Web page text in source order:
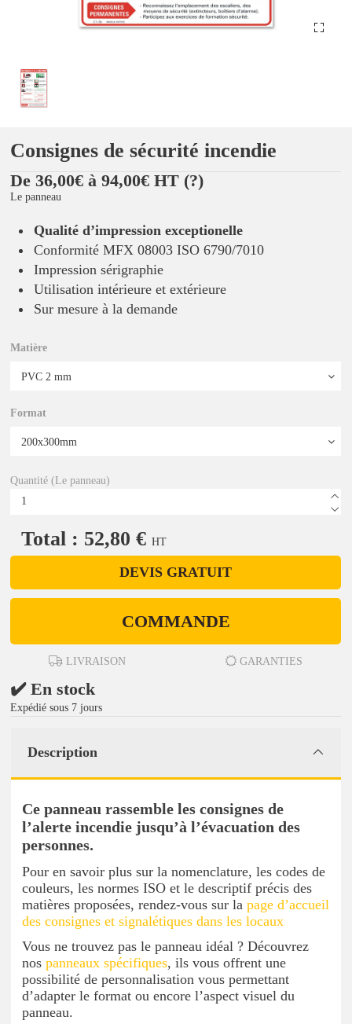
Consignes de sécurité incendie
De 36,00€ à 94,00€ HT (?)
Le panneau
Qualité d’impression exceptionelle
Conformité MFX 08003 ISO 6790/7010
Impression sérigraphie
Utilisation intérieure et extérieure
Sur mesure à la demande
Matière
Format
Quantité (Le panneau)
Total : 52,80 € HT
DEVIS GRATUIT
COMMANDE
LIVRAISON GARANTIES
✔️ En stock
Expédié sous 7 jours
Description
Ce panneau rassemble les consignes de
l’alerte incendie jusqu’à l’évacuation des
personnes.
Pour en savoir plus sur la nomenclature, les codes de
couleurs, les normes ISO et le descriptif précis des
matières proposées, rendez-vous sur la page d’accueil
des consignes et signalétiques dans les locaux
Vous ne trouvez pas le panneau idéal ? Découvrez
nos panneaux spécifiques, ils vous offrent une
possibilité de personnalisation vous permettant
d’adapter le format ou encore l’aspect visuel du
panneau.